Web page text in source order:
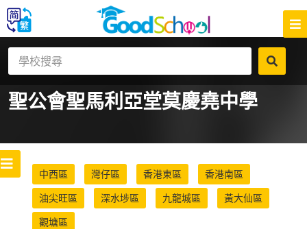
聖公會聖馬利亞堂莫慶堯中學
中西區 灣仔區 香港東區
香港南區
油尖旺區
深水埗區 九龍城區
黃大仙區
觀塘區